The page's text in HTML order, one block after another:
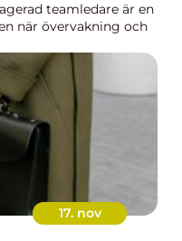
teamledare är en
när övervakning och
17. nov